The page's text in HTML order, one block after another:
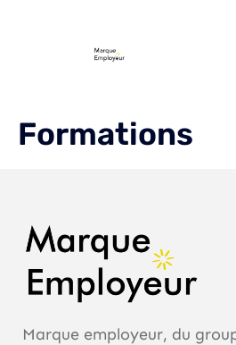
Formations
Marque employeur, du